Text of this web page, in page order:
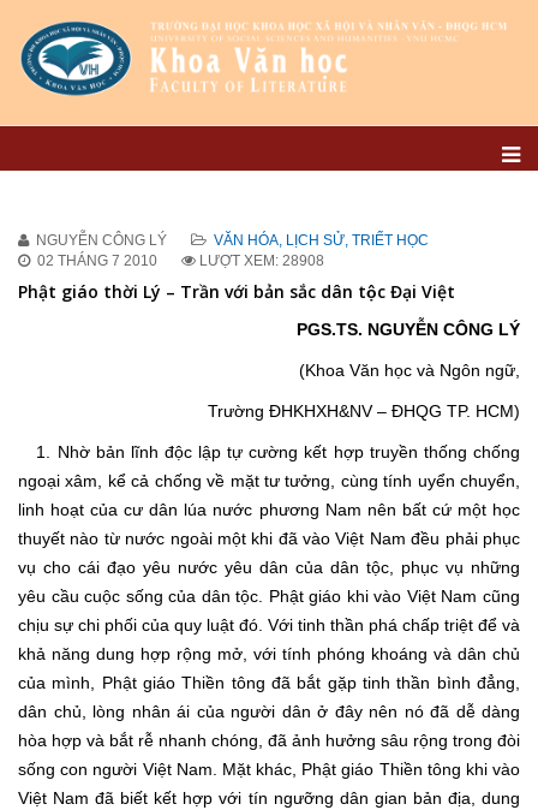
NGUYỄN CÔNG LÝ
VĂN HÓA, LỊCH SỬ, TRIẾT HỌC
02 THÁNG 7 2010
LƯỢT XEM: 28908
Phật giáo thời Lý – Trần với bản sắc dân tộc Đại Việt
PGS.TS. NGUYỄN CÔNG LÝ
(Khoa Văn học và Ngôn ngữ,
Trường ĐHKHXH&NV – ĐHQG TP. HCM)
1. Nhờ bản lĩnh độc lập tự cường kết hợp truyền thống chống
ngoại xâm, kể cả chống về mặt tư tưởng, cùng tính uyển chuyển,
linh hoạt của cư dân lúa nước phương Nam nên bất cứ một học
thuyết nào từ nước ngoài một khi đã vào Việt Nam đều phải phục
vụ cho cái đạo yêu nước yêu dân của dân tộc, phục vụ những
yêu cầu cuộc sống của dân tộc. Phật giáo khi vào Việt Nam cũng
chịu sự chi phối của quy luật đó. Với tinh thần phá chấp triệt để và
khả năng dung hợp rộng mở, với tính phóng khoáng và dân chủ
của mình, Phật giáo Thiền tông đã bắt gặp tinh thần bình đẳng,
dân chủ, lòng nhân ái của người dân ở đây nên nó đã dễ dàng
hòa hợp và bắt rễ nhanh chóng, đã ảnh hưởng sâu rộng trong đòi
sống con người Việt Nam. Mặt khác, Phật giáo Thiền tông khi vào
Việt Nam đã biết kết hợp với tín ngưỡng dân gian bản địa, dung